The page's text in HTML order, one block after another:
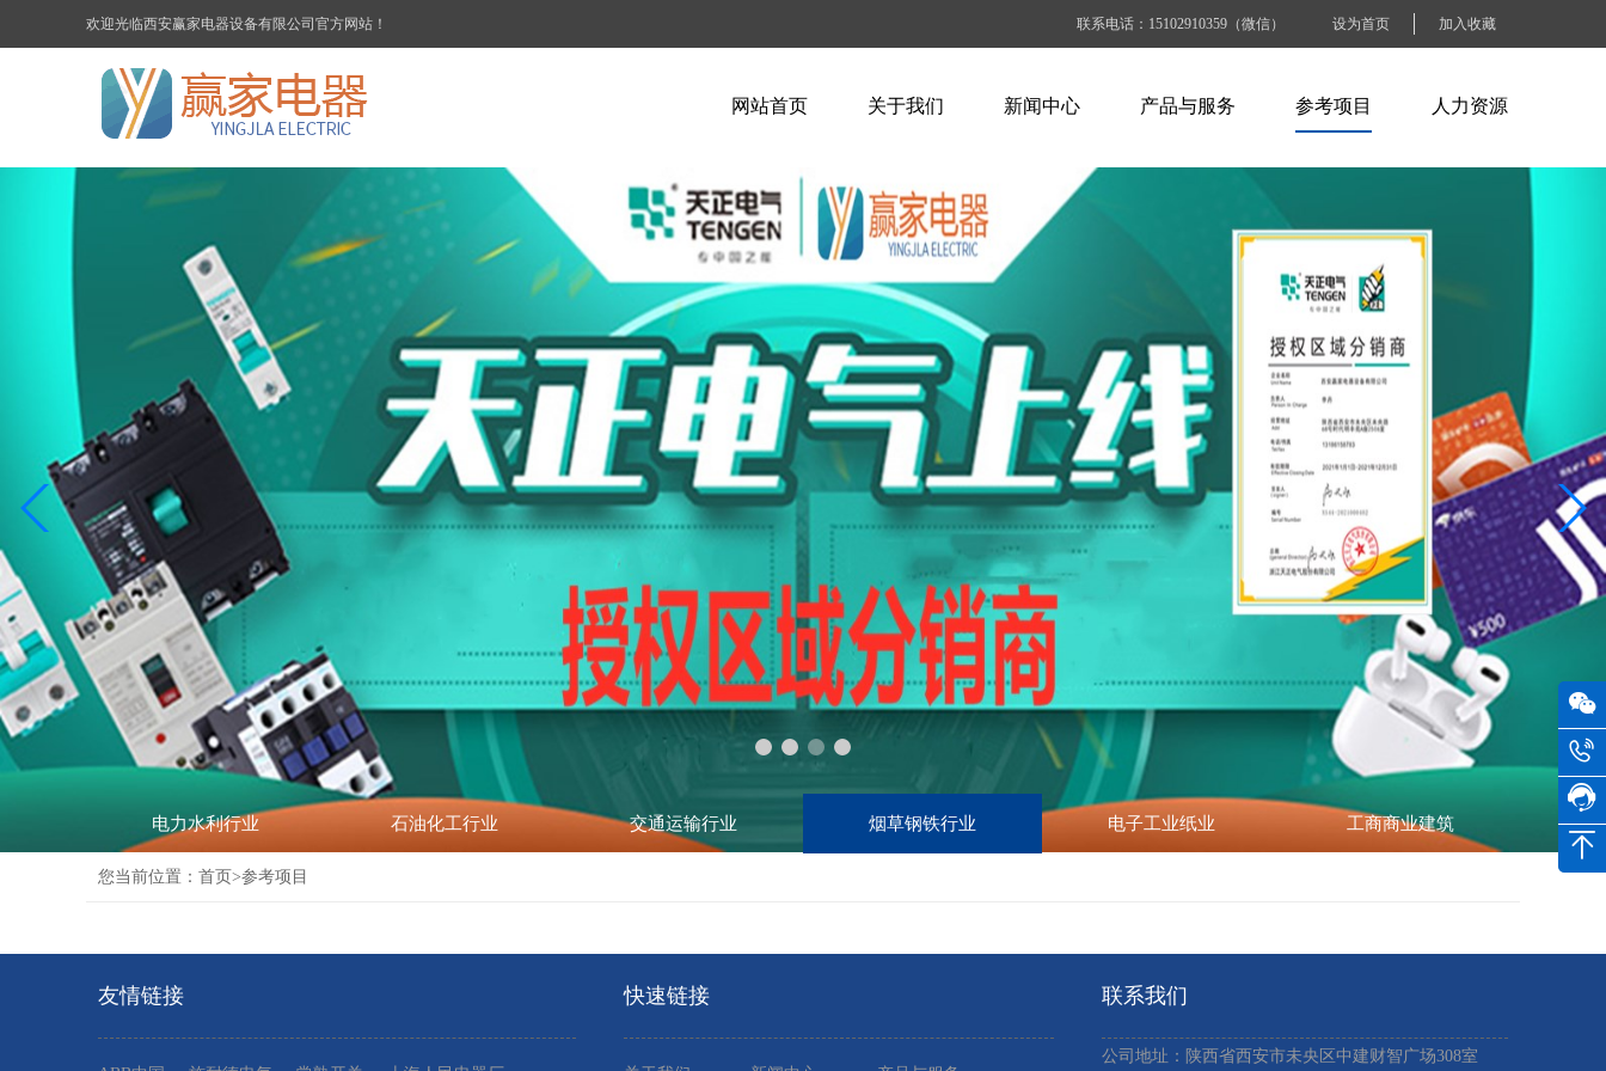
欢迎光临西安赢家电器设备有限公司官方网站！ 设为首页 加入收藏
联系电话：15102910359（微信）
网站首页 关于我们
企业简介
企业文化
联系我们
新闻中心
企业新闻
行业资讯
产品与服务
BLOCK产品
参考项目
石油化工行业
交通运输行业
烟草钢铁行业
电子工业纸业
工商商业建筑
其他大型企业
人力资源
电力水利行业 石油化工行业 交通运输行业 烟草钢铁行业 电子工业纸业 工商商业建筑
您当前位置： 首页>参考项目
友情链接 快速链接 联系我们
公司地址：陕西省西安市未央区中建财智广场308室